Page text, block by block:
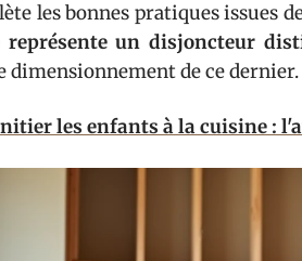
les bonnes pratiques issues
représente un disjoncteur
dimensionnement de ce dernier.
les enfants à la cuisine :